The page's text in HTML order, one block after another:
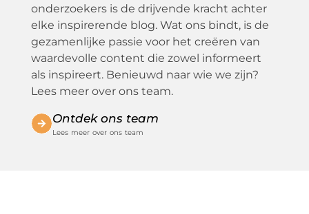
onderzoekers is de drijvende kracht achter
elke inspirerende blog. Wat ons bindt, is de
gezamenlijke passie voor het creëren van
waardevolle content die zowel informeert
als inspireert. Benieuwd naar wie we zijn?
Lees meer over ons team.
Ontdek ons team
Lees meer over ons team